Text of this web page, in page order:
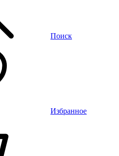
Поиск
Избранное